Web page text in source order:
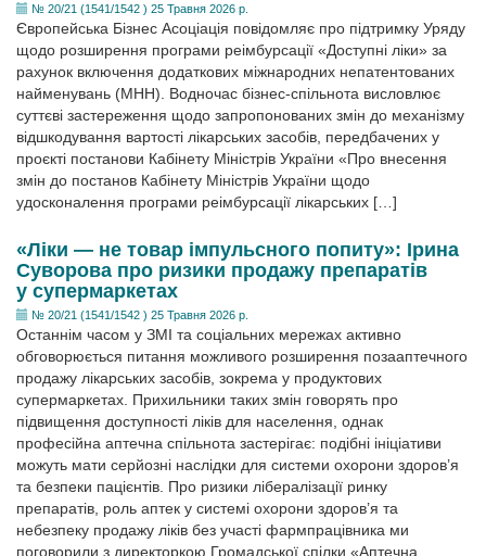
№ 20/21 (1541/1542 ) 25 Травня 2026 р.
Європейська Бізнес Асоціація повідомляє про підтримку Уряду
щодо розширення програми реімбурсації «Доступні ліки» за
рахунок включення додаткових міжнародних непатентованих
найменувань (МНН). Водночас бізнес-спільнота висловлює
суттєві застереження щодо запропонованих змін до механізму
відшкодування вартості лікарських засобів, передбачених у
проєкті постанови Кабінету Міністрів України «Про внесення
змін до постанов Кабінету Міністрів України щодо
удосконалення програми реімбурсації лікарських […]
«Ліки — не товар імпульсного попиту»: Ірина
Суворова про ризики продажу препаратів
у супермаркетах
№ 20/21 (1541/1542 ) 25 Травня 2026 р.
Останнім часом у ЗМІ та соціальних мережах активно
обговорюється питання можливого розширення позааптечного
продажу лікарських засобів, зокрема у продуктових
супермаркетах. Прихильники таких змін говорять про
підвищення доступності ліків для населення, однак
професійна аптечна спільнота застерігає: подібні ініціативи
можуть мати серйозні наслідки для системи охорони здоров’я
та безпеки пацієнтів. Про ризики лібералізації ринку
препаратів, роль аптек у системі охорони здоров’я та
небезпеку продажу ліків без участі фармпрацівника ми
поговорили з директоркою Громадської спілки «Аптечна